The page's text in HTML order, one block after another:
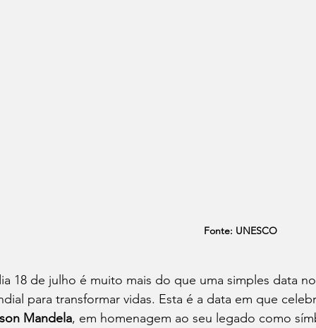
Fonte: UNESCO
18 de julho é muito mais do que uma simples data
para transformar vidas. Esta é a data em que
Mandela, em homenagem ao seu legado como